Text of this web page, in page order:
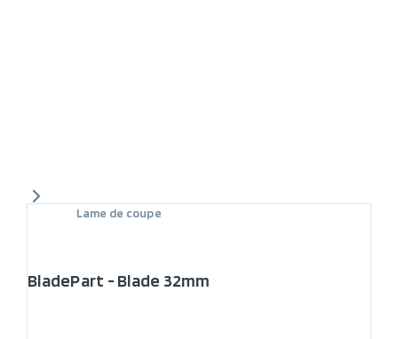
Lame de coupe
BladePart - Blade 32mm